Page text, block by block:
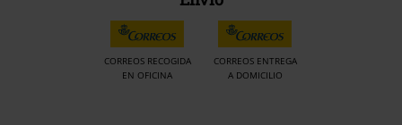
CORREOS RECOGIDA
EN OFICINA
CORREOS ENTREGA
A DOMICILIO